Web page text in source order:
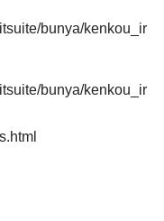
bunya/kenkou_ir
bunya/kenkou_ir